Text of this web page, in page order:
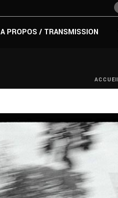
A PROPOS / TRANSMISSION